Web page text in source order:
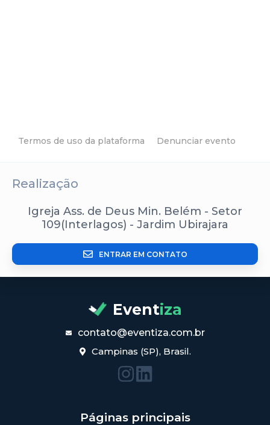
Termos de uso da plataforma Denunciar evento
Realização
Igreja Ass. de Deus Min. Belém - Setor
109(Interlagos) - Jardim Ubirajara
ENTRAR EM CONTATO
Eventiza
contato@eventiza.com.br
Campinas (SP), Brasil.
Páginas principais